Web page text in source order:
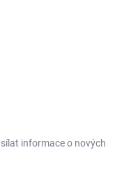
informace o nových